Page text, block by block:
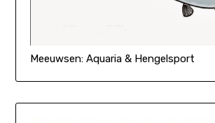
Meeuwsen: Aquaria & Hengelsport